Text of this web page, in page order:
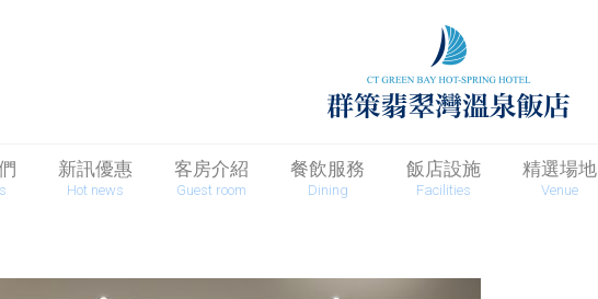
新訊優惠
Hot news
客房介紹
Guest room
餐飲服務
Dining
飯店設施
Facilities
精選場地
Venue